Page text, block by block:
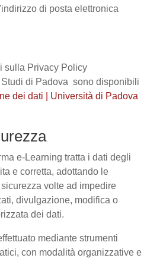
di posta elettronica
sulla Privacy Policy
di Padova sono disponibili
dei dati | Università di Padova
e-Learning tratta i dati degli
e corretta, adottando le
volte ad impedire
divulgazione, modifica o
dei dati.
mediante strumenti
con modalità organizzative e